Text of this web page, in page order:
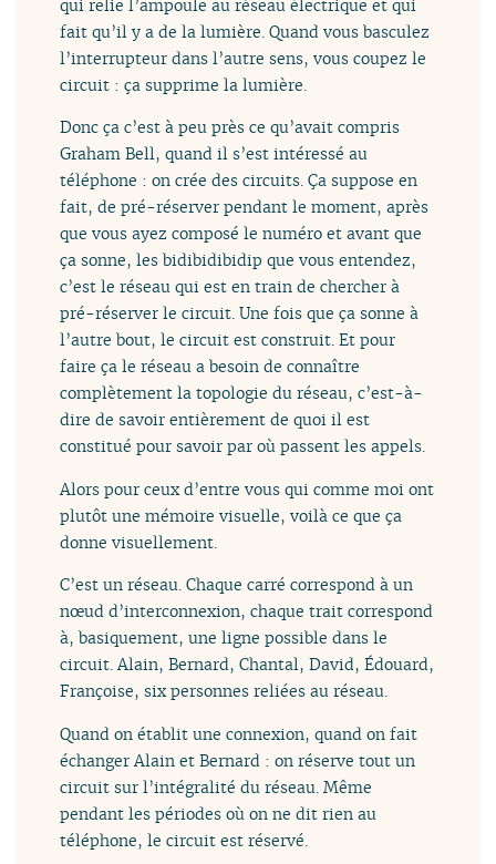
qui relie l’ampoule au réseau électrique et qui
fait qu’il y a de la lumière. Quand vous basculez
l’interrupteur dans l’autre sens, vous coupez le
circuit : ça supprime la lumière.
Donc ça c’est à peu près ce qu’avait compris
Graham Bell, quand il s’est intéressé au
téléphone : on crée des circuits. Ça suppose en
fait, de pré-réserver pendant le moment, après
que vous ayez composé le numéro et avant que
ça sonne, les bidibidibidip que vous entendez,
c’est le réseau qui est en train de chercher à
pré-réserver le circuit. Une fois que ça sonne à
l’autre bout, le circuit est construit. Et pour
faire ça le réseau a besoin de connaître
complètement la topologie du réseau, c’est-à-
dire de savoir entièrement de quoi il est
constitué pour savoir par où passent les appels.
Alors pour ceux d’entre vous qui comme moi ont
plutôt une mémoire visuelle, voilà ce que ça
donne visuellement.
C’est un réseau. Chaque carré correspond à un
nœud d’interconnexion, chaque trait correspond
à, basiquement, une ligne possible dans le
circuit. Alain, Bernard, Chantal, David, Édouard,
Françoise, six personnes reliées au réseau.
Quand on établit une connexion, quand on fait
échanger Alain et Bernard : on réserve tout un
circuit sur l’intégralité du réseau. Même
pendant les périodes où on ne dit rien au
téléphone, le circuit est réservé.